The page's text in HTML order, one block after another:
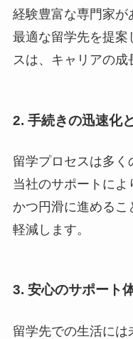
経験豊富な専門家が
最適な留学先を提案
スは、キャリアの成
2. 手続きの迅速化
留学プロセスは多く
当社のサポートによ
かつ円滑に進めるこ
軽減します。
3. 安心のサポート
留学先での生活には